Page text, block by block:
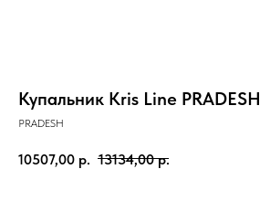
Купальник Kris Line PRADESH
PRADESH
10507,00 р. 13134,00 р.